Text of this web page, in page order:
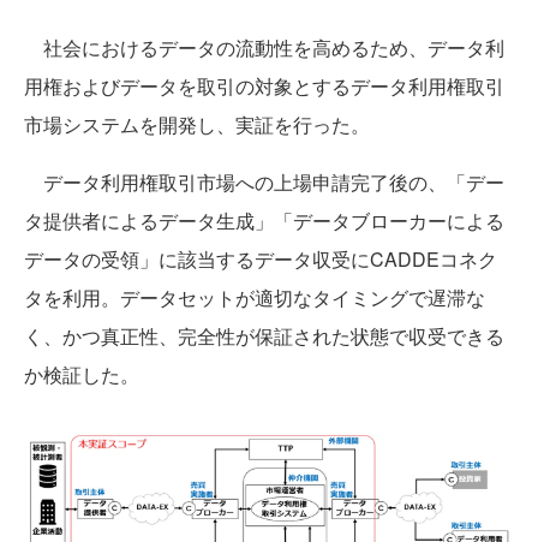
社会におけるデータの流動性を高めるため、データ利
用権およびデータを取引の対象とするデータ利用権取引
市場システムを開発し、実証を行った。
データ利用権取引市場への上場申請完了後の、「デー
タ提供者によるデータ生成」「データブローカーによる
データの受領」に該当するデータ収受にCADDEコネク
タを利用。データセットが適切なタイミングで遅滞な
く、かつ真正性、完全性が保証された状態で収受できる
か検証した。